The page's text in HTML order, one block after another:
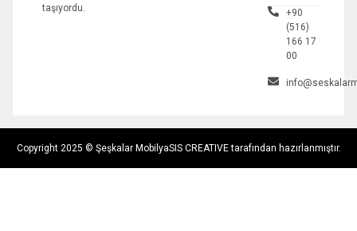
taşıyordu.
+90
(516)
166 17
00
Copyright 2025 © Şeşkalar MobilyaSIS CREATIVE tarafından hazırlanmıştır.